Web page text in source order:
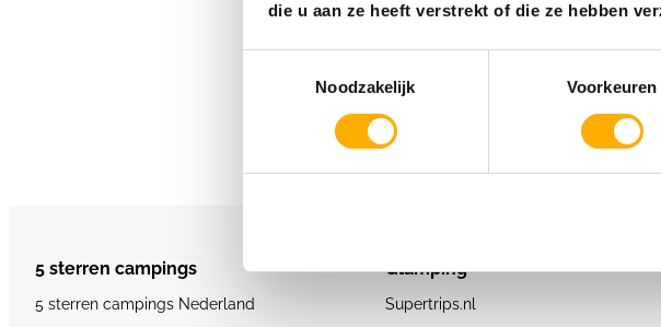
die u aan ze heeft verstrekt of die ze hebben
Noodzakelijk
Voorkeuren
Bekijk de
5 sterren campings
5 sterren campings Nederland
Glamping
Supertrips.nl